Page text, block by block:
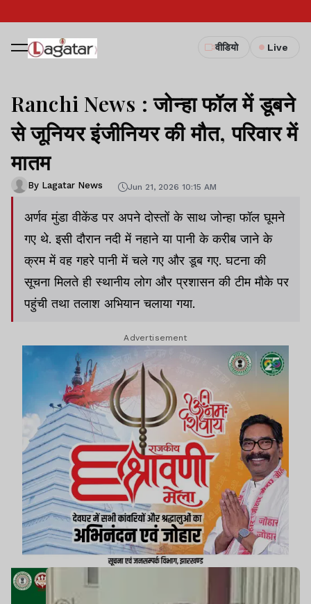
वीडियो Live
Ranchi News : जोन्हा फॉल में डूबने
से जूनियर इंजीनियर की मौत, परिवार में
मातम
By Lagatar News Jun 21, 2026 10:15 AM
अर्णव मुंडा वीकेंड पर अपने दोस्तों के साथ जोन्हा फॉल घूमने
गए थे. इसी दौरान नदी में नहाने या पानी के करीब जाने के
क्रम में वह गहरे पानी में चले गए और डूब गए. घटना की
सूचना मिलते ही स्थानीय लोग और प्रशासन की टीम मौके पर
पहुंची तथा तलाश अभियान चलाया गया.
Advertisement